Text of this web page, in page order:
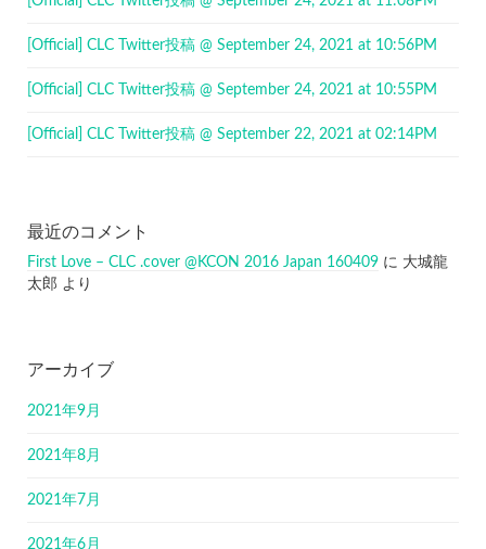
[Official] CLC Twitter投稿 @ September 24, 2021 at 10:56PM
[Official] CLC Twitter投稿 @ September 24, 2021 at 10:55PM
[Official] CLC Twitter投稿 @ September 22, 2021 at 02:14PM
最近のコメント
First Love – CLC .cover @KCON 2016 Japan 160409 に 大城龍
太郎 より
アーカイブ
2021年9月
2021年8月
2021年7月
2021年6月